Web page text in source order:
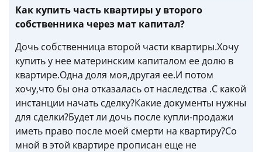
Как купить часть квартиры у второго
собственника через мат капитал?
Дочь собственница второй части квартиры.Хочу
купить у нее материнским капиталом ее долю в
квартире.Одна доля моя,другая ее.И потом
хочу,что бы она отказалась от наследства .С какой
инстанции начать сделку?Какие документы нужны
для сделки?Будет ли дочь после купли-продажи
иметь право после моей смерти на квартиру?Со
мной в этой квартире прописан еще не